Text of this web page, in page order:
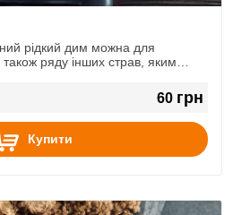
рідкий дим можна для
ряду інших страв, яким
супів та підлив.
60 грн
Купити